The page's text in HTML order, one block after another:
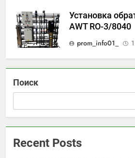
Установка
AWT RO-3/8040
prom_info01_
Поиск
Recent Posts